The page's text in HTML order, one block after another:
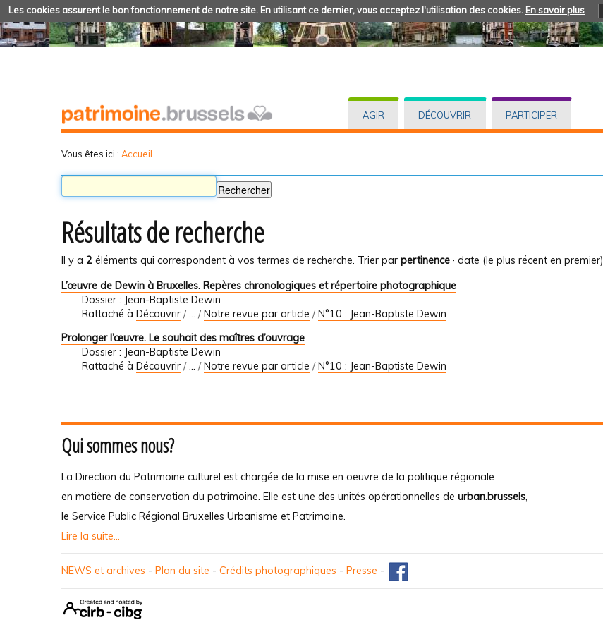
Les cookies assurent le bon fonctionnement de notre site. En utilisant ce dernier, vous acceptez l'utilisation des cookies. En savoir plus
AGIR DÉCOUVRIR PARTICIPER
Vous êtes ici : Accueil
Résultats de recherche
Il y a 2 éléments qui correspondent à vos termes de recherche. Trier par pertinence · date (le plus récent en premier)
L’œuvre de Dewin à Bruxelles. Repères chronologiques et répertoire photographique
Dossier : Jean-Baptiste Dewin
Rattaché à Découvrir /… /Notre revue par article /N°10 : Jean-Baptiste Dewin
Prolonger l’œuvre. Le souhait des maîtres d’ouvrage
Dossier : Jean-Baptiste Dewin
Rattaché à Découvrir /… /Notre revue par article /N°10 : Jean-Baptiste Dewin
Qui sommes nous?
La Direction du Patrimoine culturel est chargée de la mise en oeuvre de la politique régionale
en matière de conservation du patrimoine. Elle est une des unités opérationnelles de urban.brussels,
le Service Public Régional Bruxelles Urbanisme et Patrimoine.
Lire la suite...
NEWS et archives - Plan du site - Crédits photographiques - Presse -